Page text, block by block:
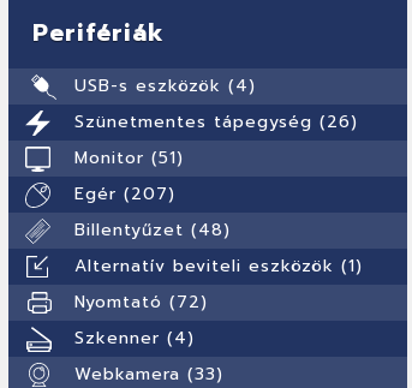
Perifériák
USB-s eszközök (4)
Szünetmentes tápegység (26)
Monitor (51)
Egér (207)
Billentyűzet (48)
Alternatív beviteli eszközök (1)
Nyomtató (72)
Szkenner (4)
Webkamera (33)